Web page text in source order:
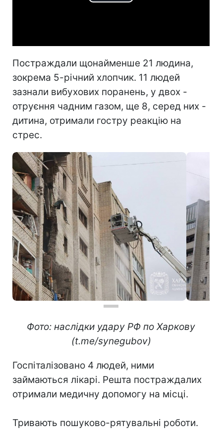
Постраждали щонайменше 21 людина,
зокрема 5-річний хлопчик. 11 людей
зазнали вибухових поранень, у двох -
отруєння чадним газом, ще 8, серед них -
дитина, отримали гостру реакцію на
стрес.
Фото: наслідки удару РФ по Харкову
(t.me/synegubov)
Госпіталізовано 4 людей, ними
займаються лікарі. Решта постраждалих
отримали медичну допомогу на місці.
Тривають пошуково-рятувальні роботи.